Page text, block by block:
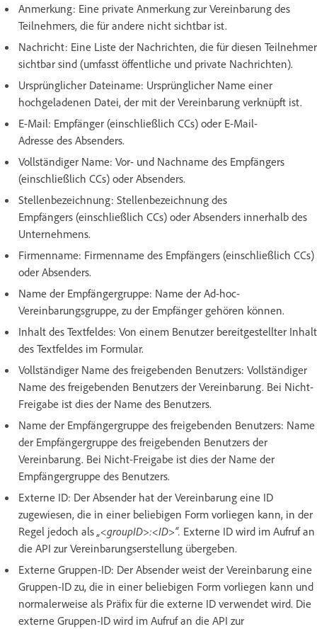
Anmerkung: Eine private Anmerkung zur Vereinbarung des
Teilnehmers, die für andere nicht sichtbar ist.
Nachricht: Eine Liste der Nachrichten, die für diesen Teilnehmer
sichtbar sind (umfasst öffentliche und private Nachrichten).
Ursprünglicher Dateiname: Ursprünglicher Name einer
hochgeladenen Datei, der mit der Vereinbarung verknüpft ist.
E-Mail: Empfänger (einschließlich CCs) oder E-Mail-
Adresse des Absenders.
Vollständiger Name: Vor- und Nachname des Empfängers
(einschließlich CCs) oder Absenders.
Stellenbezeichnung: Stellenbezeichnung des
Empfängers (einschließlich CCs) oder Absenders innerhalb des
Unternehmens.
Firmenname: Firmenname des Empfängers (einschließlich CCs)
oder Absenders.
Name der Empfängergruppe: Name der Ad-hoc-
Vereinbarungsgruppe, zu der Empfänger gehören können.
Inhalt des Textfeldes: Von einem Benutzer bereitgestellter Inhalt
des Textfeldes im Formular.
Vollständiger Name des freigebenden Benutzers: Vollständiger
Name des freigebenden Benutzers der Vereinbarung. Bei Nicht-
Freigabe ist dies der Name des Benutzers.
Name der Empfängergruppe des freigebenden Benutzers: Name
der Empfängergruppe des freigebenden Benutzers der
Vereinbarung. Bei Nicht-Freigabe ist dies der Name der
Empfängergruppe des Benutzers.
Externe ID: Der Absender hat der Vereinbarung eine ID
zugewiesen, die in einer beliebigen Form vorliegen kann, in der
Regel jedoch als „<groupID>:<ID>“. Externe ID wird im Aufruf an
die API zur Vereinbarungserstellung übergeben.
Externe Gruppen-ID: Der Absender weist der Vereinbarung eine
Gruppen-ID zu, die in einer beliebigen Form vorliegen kann und
normalerweise als Präfix für die externe ID verwendet wird. Die
externe Gruppen-ID wird im Aufruf an die API zur